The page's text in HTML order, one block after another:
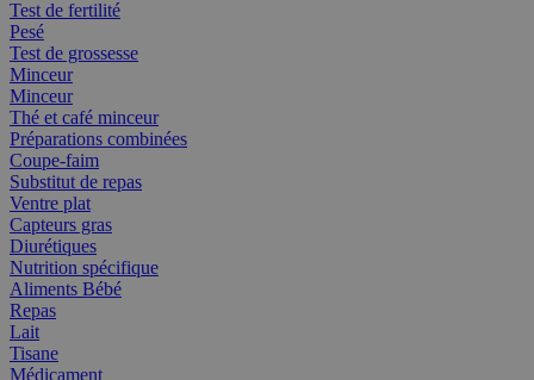
Test de fertilité
Pesé
Test de grossesse
Minceur
Minceur
Thé et café minceur
Préparations combinées
Coupe-faim
Substitut de repas
Ventre plat
Capteurs gras
Diurétiques
Nutrition spécifique
Aliments Bébé
Repas
Lait
Tisane
Médicament